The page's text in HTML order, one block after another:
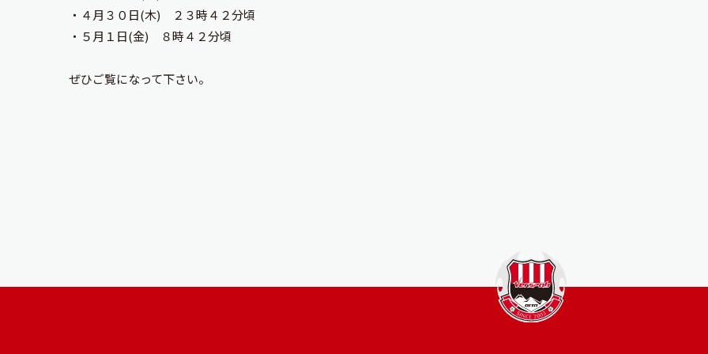
・４月３０日(木) ２３時４２分頃
・５月１日(金) ８時４２分頃
ぜひご覧になって下さい。